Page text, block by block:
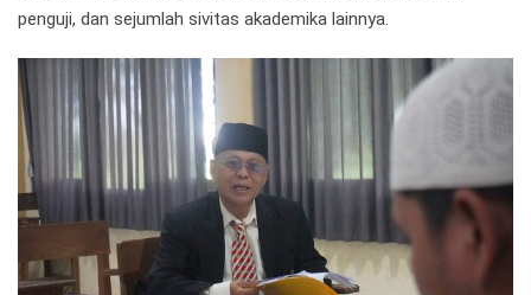
penguji, dan sejumlah sivitas akademika lainnya.